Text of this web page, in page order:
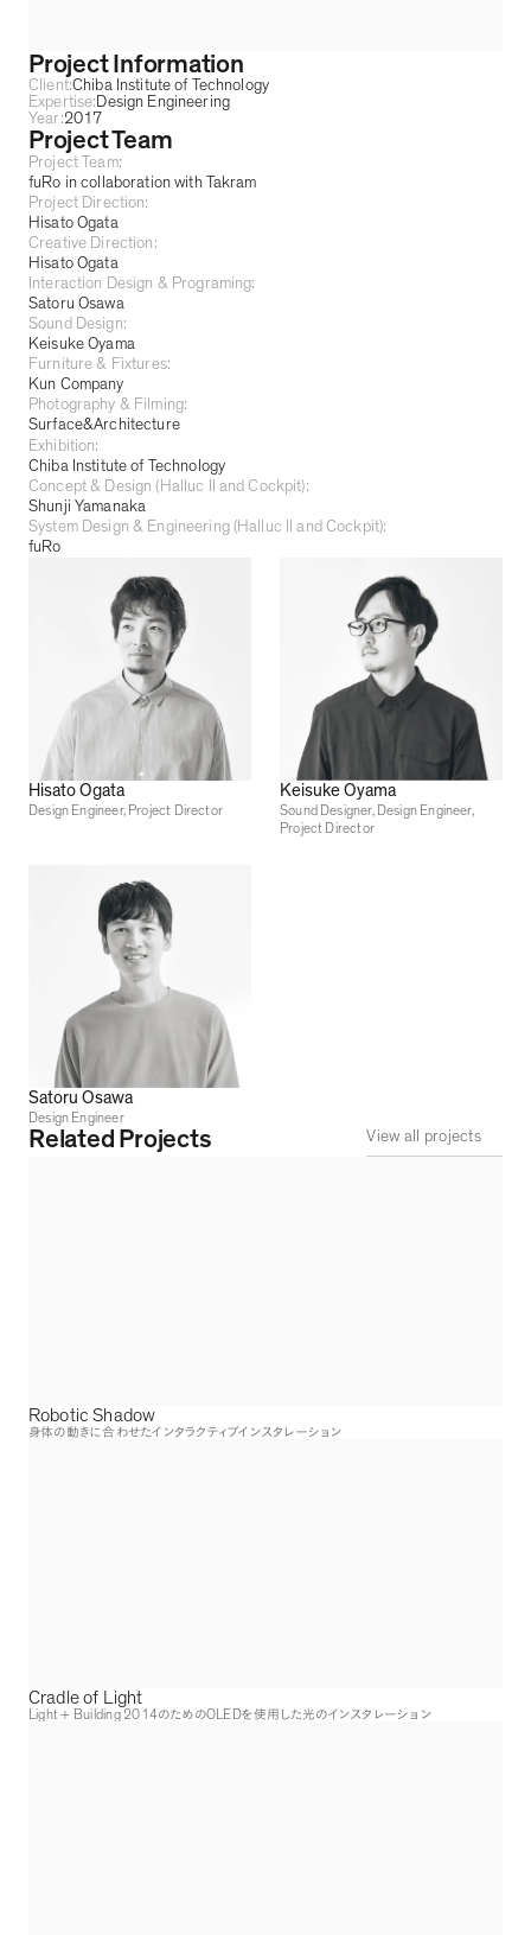
Project Information
Client:Chiba Institute of Technology
Expertise: Design Engineering
Year:2017
Project Team
Project Team:
fuRo in collaboration with Takram
Project Direction:
Hisato Ogata
Creative Direction:
Hisato Ogata
Interaction Design & Programing:
Satoru Osawa
Sound Design:
Keisuke Oyama
Furniture & Fixtures:
Kun Company
Photography & Filming:
Surface&Architecture
Exhibition:
Chiba Institute of Technology
Concept & Design (Halluc II and Cockpit):
Shunji Yamanaka
System Design & Engineering (Halluc II and Cockpit):
fuRo
Hisato Ogata
Design Engineer, Project Director
Keisuke Oyama
Sound Designer, Design Engineer,
Project Director
Satoru Osawa
Design Engineer
Related Projects View all projects
Robotic Shadow
身体の動きに合わせたインタラクティブインスタレーション
Cradle of Light
Light + Building 2014のためのOLEDを使用した光のインスタレーション